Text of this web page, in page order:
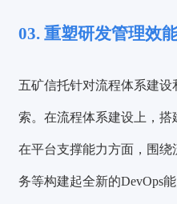
03. 重塑研发管理效
五矿信托针对流程体系建
索。在流程体系建设上，搭
在平台支撑能力方面，围
务等构建起全新的DevOps
验证码登录 密码登录